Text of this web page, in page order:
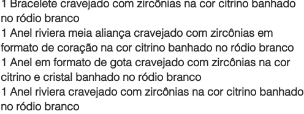
1 Bracelete cravejado com zircônias na cor citrino banhado
no ródio branco
1 Anel riviera meia aliança cravejado com zircônias em
formato de coração na cor citrino banhado no ródio branco
1 Anel em formato de gota cravejado com zircônias na cor
citrino e cristal banhado no ródio branco
1 Anel riviera cravejado com zircônias na cor citrino banhado
no ródio branco